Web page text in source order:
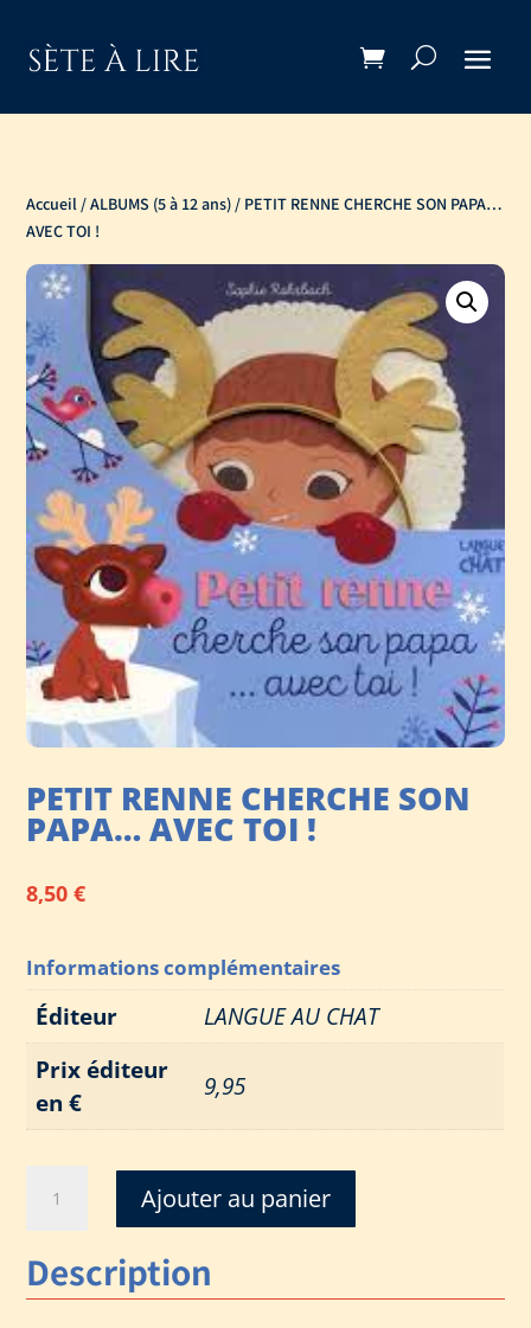
Accueil /ALBUMS (5 à 12 ans) / PETIT RENNE CHERCHE SON PAPA…
AVEC TOI !
PETIT RENNE CHERCHE SON
PAPA… AVEC TOI !
8,50€
Informations complémentaires
Éditeur
LANGUE AU CHAT
Prix éditeur
en €
9,95
PETIT
RENNE
CHERCHE
Ajouter au panier
Description